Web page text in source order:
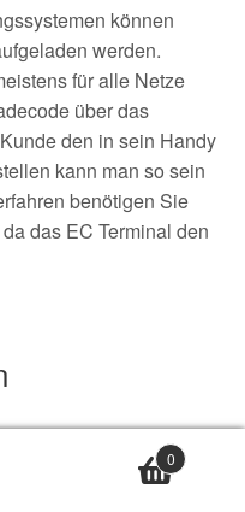
können
werden.
für alle Netze
über das
den in sein Handy
kann man so sein
benötigen Sie
das EC Terminal den
0